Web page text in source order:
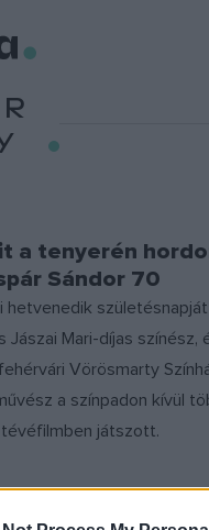
a tenyerén
Sándor 70
hetvenedik
Jászai Mari-díjas színész,
Vörösmarty
a színpadon kívül
játszott.